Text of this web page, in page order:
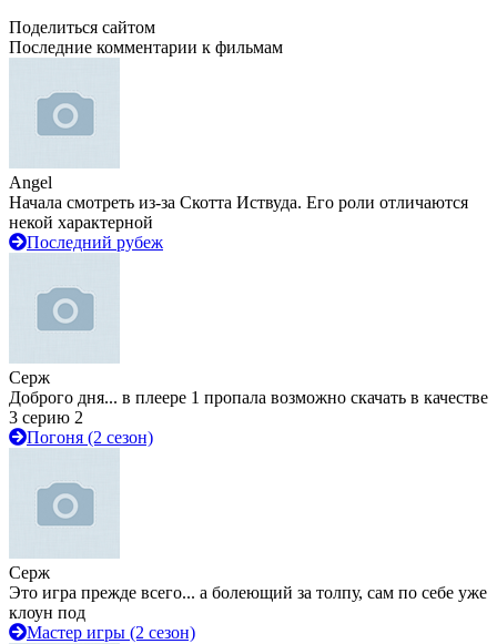
Поделиться сайтом
Последние комментарии к фильмам
Angel
Начала смотреть из-за Скотта Иствуда. Его роли отличаются
некой характерной
Последний рубеж
Серж
Доброго дня... в плеере 1 пропала возможно скачать в качестве
3 серию 2
Погоня (2 сезон)
Серж
Это игра прежде всего... а болеющий за толпу, сам по себе уже
клоун под
Мастер игры (2 сезон)